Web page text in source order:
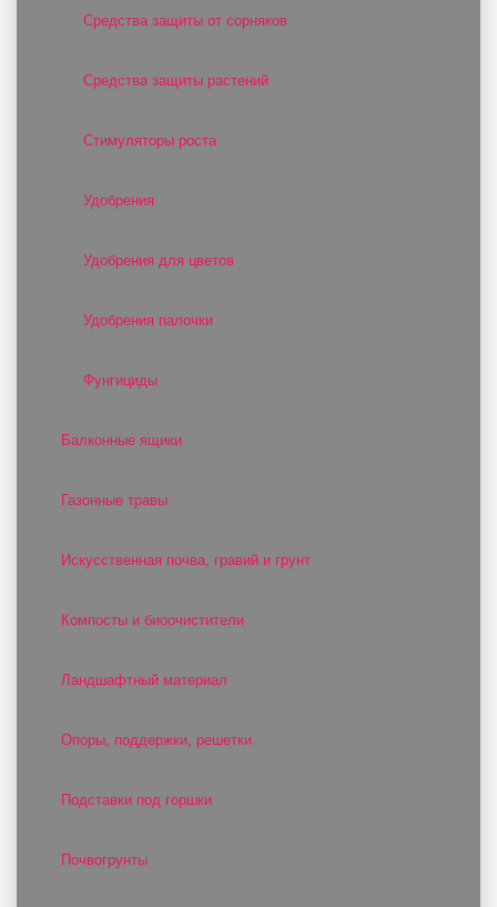
Средства защиты от сорняков
Средства защиты растений
Стимуляторы роста
Удобрения
Удобрения для цветов
Удобрения палочки
Фунгициды
Балконные ящики
Газонные травы
Искусственная почва, гравий и грунт
Компосты и биоочистители
Ландшафтный материал
Опоры, поддержки, решетки
Подставки под горшки
Почвогрунты